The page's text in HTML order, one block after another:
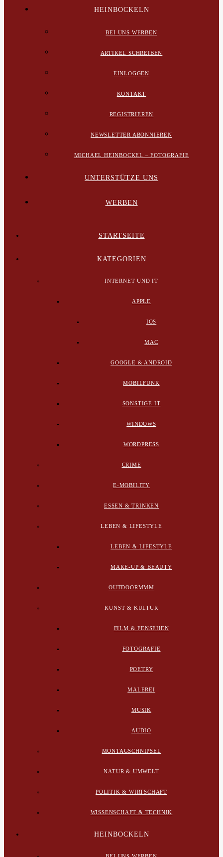
HEINBOCKELN
BEI UNS WERBEN
ARTIKEL SCHREIBEN
EINLOGGEN
KONTAKT
REGISTRIEREN
NEWSLETTER ABONNIEREN
MICHAEL HEINBOCKEL – FOTOGRAFIE
UNTERSTÜTZE UNS
WERBEN
STARTSEITE
KATEGORIEN
INTERNET UND IT
APPLE
IOS
MAC
GOOGLE & ANDROID
MOBILFUNK
SONSTIGE IT
WINDOWS
WORDPRESS
CRIME
E-MOBILITY
ESSEN & TRINKEN
LEBEN & LIFESTYLE
LEBEN & LIFESTYLE
MAKE-UP & BEAUTY
OUTDOORMMM
KUNST & KULTUR
FILM & FENSEHEN
FOTOGRAFIE
POETRY
MALEREI
MUSIK
AUDIO
MONTAGSCHNIPSEL
NATUR & UMWELT
POLITIK & WIRTSCHAFT
WISSENSCHAFT & TECHNIK
HEINBOCKELN